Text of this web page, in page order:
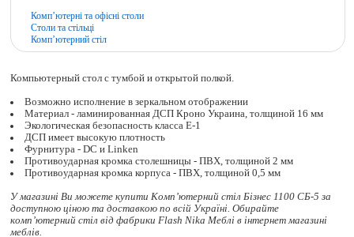
Комп’ютерні та офісні столи
Столи та стільці
Комп’ютерний стіл
Компьютерный стол с тумбой и открытой полкой.
Возможно исполнение в зеркальном отображении
Материал - ламинированная ДСП Кроно Украина, толщиной 16 мм
Экологическая безопасность класса Е-1
ДСП имеет высокую плотность
Фурнитура - DC и Linken
Противоударная кромка столешницы - ПВХ, толщиной 2 мм
Противоударная кромка корпуса - ПВХ, толщиной 0,5 мм
У магазині Ви можете купити Комп’ютерний стіл Бізнес 1100 СБ-5 за
доступною ціною та доставкою по всій Україні. Обирайте
комп’ютерний стілвід фабрики Flash Nika Меблі в інтернет магазині
меблів.